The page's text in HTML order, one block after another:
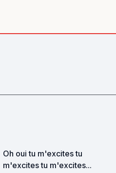
Oh oui tu m'excites tu
m'excites tu m'excites...